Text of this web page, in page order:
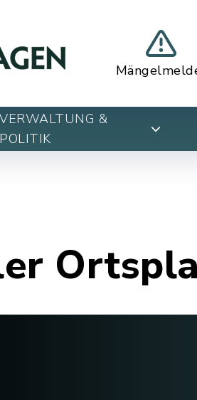
VERWALTUNG &
POLITIK